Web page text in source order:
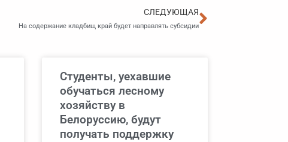
СЛЕДУЮЩАЯ
На содержание кладбищ край будет направлять субсидии
Студенты, уехавшие
обучаться лесному
хозяйству в
Белоруссию, будут
получать поддержку